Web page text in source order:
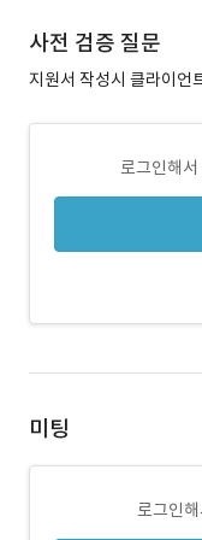
사전 검증 질문
지원서 작성시 클라이언
로그인해
미팅
로그인